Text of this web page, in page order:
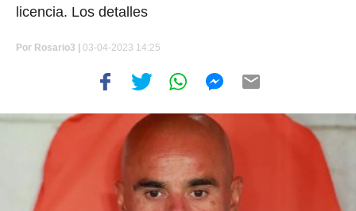
licencia. Los detalles
Por Rosario3 | 03-04-2023 14:25